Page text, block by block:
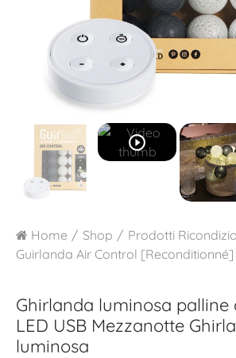
play_circle_outline
Home Shop
Prodotti
Guirlanda Air Control [Reconditionné]
Ghirlanda luminosa palline
LED USB Mezzanotte
luminosa